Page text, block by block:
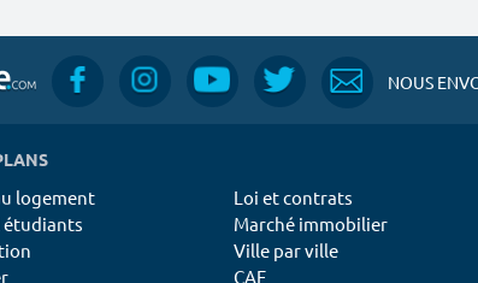
NOUS
logement
étudiants
Loi et contrats
Marché immobilier
Ville par ville
CAF